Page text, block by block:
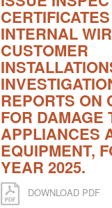
INTERNAL
CUSTOMER
REPORTS ON
FOR DAMAGE
APPLIANCES
EQUIPMENT,
YEAR 2025.
DOWNLOAD PDF